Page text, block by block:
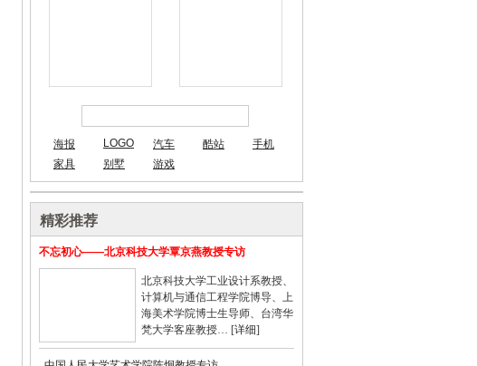
海报 LOGO 汽车 酷站
手机
家具
别墅 游戏
精彩推荐
不忘初心——北京科技大学覃京燕教授专访
北京科技大学工业设计系教授、
计算机与通信工程学院博导、上
海美术学院博士生导师、台湾华
梵大学客座教授… [详细]